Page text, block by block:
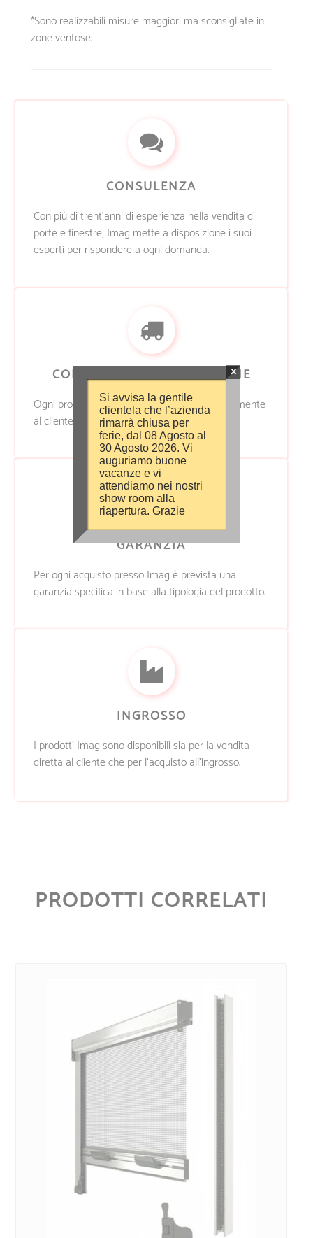
*Sono realizzabili misure maggiori ma sconsigliate in
zone ventose.
CONSULENZA
Con più di trent’anni di esperienza nella vendita di
porte e finestre, Imag mette a disposizione i suoi
esperti per rispondere a ogni domanda.
CONSEGNA & INSTALLAZIONE
Ogni prodotto Imag viene consegnato direttamente
al cliente e installato dai nostri professionisti.
GARANZIA
Per ogni acquisto presso Imag è prevista una
garanzia specifica in base alla tipologia del prodotto.
INGROSSO
I prodotti Imag sono disponibili sia per la vendita
diretta al cliente che per l’acquisto all’ingrosso.
PRODOTTI CORRELATI
Si avvisa la gentile
clientela che l’azienda
rimarrà chiusa per
ferie, dal 08 Agosto al
30 Agosto 2026. Vi
auguriamo buone
vacanze e vi
attendiamo nei nostri
show room alla
riapertura. Grazie
×